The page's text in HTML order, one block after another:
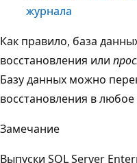
журнала
Как правило, база
восстановления или
Базу данных можно
восстановления в
Замечание
Выпуски SQL Server